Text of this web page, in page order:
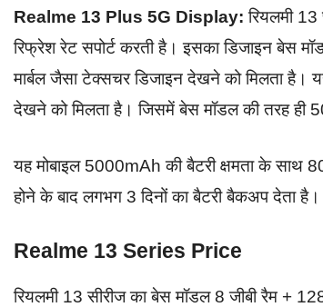
Realme 13 Plus 5G Display: रियलमी
रिफ्रेश रेट सपोर्ट करती है। इसका डिजाइन बेस
मार्बल जैसा टेक्सचर डिजाइन देखने को मिलता है।
देखने को मिलता है। जिसमें बेस मॉडल की तरह ही
यह मोबाइल 5000mAh की बैटरी क्षमता के साथ
होने के बाद लगभग 3 दिनों का बैटरी बैकअप देता है।
Realme 13 Series Price
रियलमी 13 सीरीज का बेस मॉडल 8 जीबी रैम +